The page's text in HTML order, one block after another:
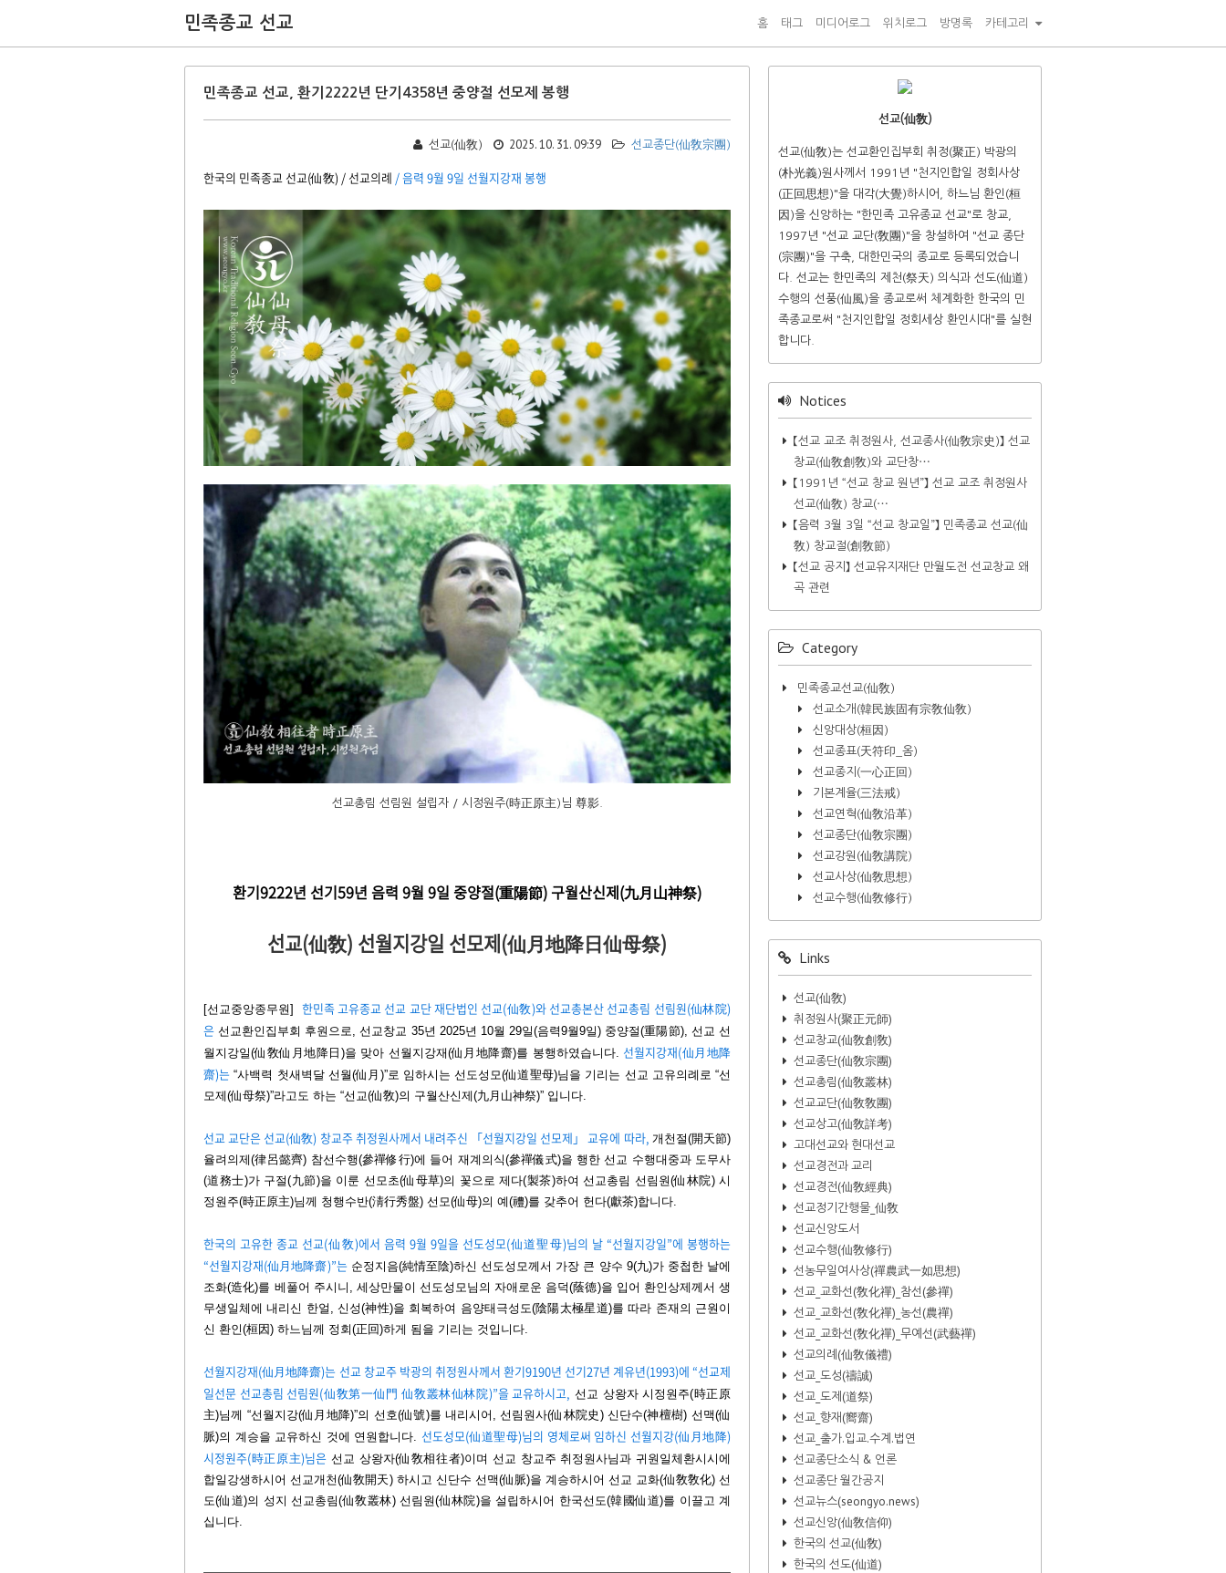
민족종교 선교 홈 태그 미디어로그 위치로그 방명록 카테고리
민족종교 선교, 환기2222년 단기4358년 중양절 선모제 봉행
선교(仙敎) 2025. 10. 31. 09:39 선교종단(仙敎宗團)
한국의 민족종교 선교(仙敎) / 선교의례 / 음력 9월 9일 선월지강재 봉행
선교총림 선림원 설립자 / 시정원주(時正原主)님 尊影.
환기9222년 선기59년 음력 9월 9일 중양절(重陽節) 구월산신제(九月山神祭)
선교(仙敎) 선월지강일 선모제(仙月地降日仙母祭)
[선교중앙종무원] 한민족 고유종교 선교 교단 재단법인 선교(仙敎)와 선교총본산 선교총림 선림원(仙林院)
은 선교환인집부회 후원으로, 선교창교 35년 2025년 10월 29일(음력9월9일) 중양절(重陽節), 선교 선
월지강일(仙敎仙月地降日)을 맞아 선월지강재(仙月地降齋)를 봉행하였습니다. 선월지강재(仙月地降
齋)는 “사백력 첫새벽달 선월(仙月)”로 임하시는 선도성모(仙道聖母)님을 기리는 선교 고유의례로 “선
모제(仙母祭)”라고도 하는 “선교(仙敎)의 구월산신제(九月山神祭)” 입니다.
선교 교단은 선교(仙敎) 창교주 취정원사께서 내려주신 「선월지강일 선모제」 교유에 따라, 개천절(開天節)
율려의제(律呂懿齊) 참선수행(參禪修行)에 들어 재계의식(參禪儀式)을 행한 선교 수행대중과 도무사
(道務士)가 구절(九節)을 이룬 선모초(仙母草)의 꽃으로 제다(製茶)하여 선교총림 선림원(仙林院) 시
정원주(時正原主)님께 청행수반(淸行秀盤) 선모(仙母)의 예(禮)를 갖추어 헌다(獻茶)합니다.
한국의 고유한 종교 선교(仙敎)에서 음력 9월 9일을 선도성모(仙道聖母)님의 날 “선월지강일”에 봉행하는
“선월지강재(仙月地降齋)”는순정지음(純情至陰)하신 선도성모께서 가장 큰 양수 9(九)가 중첩한 날에
조화(造化)를 베풀어 주시니, 세상만물이 선도성모님의 자애로운 음덕(蔭德)을 입어 환인상제께서 생
무생일체에 내리신 한얼, 신성(神性)을 회복하여 음양태극성도(陰陽太極星道)를 따라 존재의 근원이
신 환인(桓因) 하느님께 정회(正回)하게 됨을 기리는 것입니다.
선월지강재(仙月地降齋)는 선교 창교주 박광의 취정원사께서 환기9190년 선기27년 계유년(1993)에 “선교제
일선문 선교총림 선림원(仙敎第一仙門 仙敎叢林仙林院)”을 교유하시고, 선교 상왕자 시정원주(時正原
主)님께 “선월지강(仙月地降)”의 선호(仙號)를 내리시어, 선림원사(仙林院史) 신단수(神檀樹) 선맥(仙
脈)의 계승을 교유하신 것에 연원합니다. 선도성모(仙道聖母)님의 영체로써 임하신 선월지강(仙月地降)
시정원주(時正原主)님은 선교 상왕자(仙敎相往者)이며 선교 창교주 취정원사님과 귀원일체환시시에
합일강생하시어 선교개천(仙敎開天) 하시고 신단수 선맥(仙脈)을 계승하시어 선교 교화(仙敎敎化) 선
도(仙道)의 성지 선교총림(仙敎叢林) 선림원(仙林院)을 설립하시어 한국선도(韓國仙道)를 이끌고 계
십니다.
선교(仙敎)
선교(仙敎)는 선교환인집부회 취정(聚正) 박광의
(朴光義)원사께서 1991년 "천지인합일 정회사상
(正回思想)"을 대각(大覺)하시어, 하느님 환인(桓
因)을 신앙하는 "한민족 고유종교 선교"로 창교,
1997년 "선교 교단(敎團)"을 창설하여 "선교 종단
(宗團)"을 구축, 대한민국의 종교로 등록되었습니
다. 선교는 한민족의 제천(祭天) 의식과 선도(仙道)
수행의 선풍(仙風)을 종교로써 체계화한 한국의 민
족종교로써 "천지인합일 정회세상 환인시대"를 실현
합니다.
Notices
【선교 교조 취정원사, 선교종사(仙敎宗史)】 선교
창교(仙敎創敎)와 교단창⋯
【1991년 “선교 창교 원년”】 선교 교조 취정원사
선교(仙敎) 창교(⋯
【음력 3월 3일 “선교 창교일”】 민족종교 선교(仙
敎) 창교절(創敎節)
【선교 공지】 선교유지재단 만월도전 선교창교 왜
곡 관련​
Category
민족종교선교(仙敎)
선교소개(韓民族固有宗敎仙敎)
신앙대상(桓因)
선교종표(天符印_옴)
선교종지(一心正回)
기본계율(三法戒)
선교연혁(仙敎沿革)
선교종단(仙敎宗團)
선교강원(仙敎講院)
선교사상(仙敎思想)
선교수행(仙敎修行)
Links
선교(仙敎)
취정원사(聚正元師)
선교창교(仙敎創敎)
선교종단(仙敎宗團)
선교총림(仙敎叢林)
선교교단(仙敎敎團)
선교상고(仙敎詳考)
고대선교와 현대선교
선교경전과 교리
선교경전(仙敎經典)
선교정기간행물_仙敎
선교신앙도서
선교수행(仙敎修行)
선농무일여사상(禪農武一如思想)
선교_교화선(敎化禪)_참선(參禪)
선교_교화선(敎化禪)_농선(農禪)
선교_교화선(敎化禪)_무예선(武藝禪)
선교의례(仙敎儀禮)
선교_도성(禱誠)
선교_도제(道祭)
선교_향재(嚮齋)
선교_출가.입교.수계.법연
선교종단소식 & 언론
선교종단 월간공지
선교뉴스(seongyo.news)
선교신앙(仙敎信仰)
한국의 선교(仙敎)
한국의 선도(仙道)